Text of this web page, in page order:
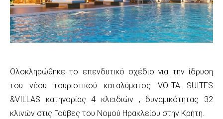
Ολοκληρώθηκε το επενδυτικό σχέδιο για την ίδρυση
του νέου τουριστικού καταλύματος VOLTA SUITES
&VILLAS κατηγορίας 4 κλειδιών , δυναμικότητας 32
κλινών στις Γούβες του Νομού Ηρακλείου στην Κρήτη.